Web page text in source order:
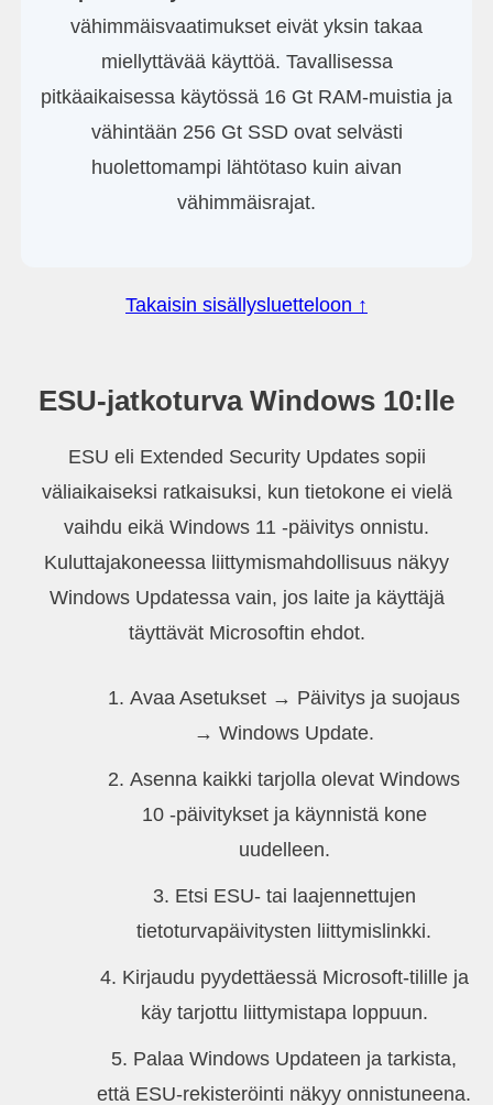
vähimmäisvaatimukset eivät yksin takaa
miellyttävää käyttöä. Tavallisessa
pitkäaikaisessa käytössä 16 Gt RAM-muistia ja
vähintään 256 Gt SSD ovat selvästi
huolettomampi lähtötaso kuin aivan
vähimmäisrajat.
Takaisin sisällysluetteloon ↑
ESU-jatkoturva Windows 10:lle
ESU eli Extended Security Updates sopii
väliaikaiseksi ratkaisuksi, kun tietokone ei vielä
vaihdu eikä Windows 11 -päivitys onnistu.
Kuluttajakoneessa liittymismahdollisuus näkyy
Windows Updatessa vain, jos laite ja käyttäjä
täyttävät Microsoftin ehdot.
Avaa Asetukset → Päivitys ja suojaus
→ Windows Update.
Asenna kaikki tarjolla olevat Windows
10 -päivitykset ja käynnistä kone
uudelleen.
Etsi ESU- tai laajennettujen
tietoturvapäivitysten liittymislinkki.
Kirjaudu pyydettäessä Microsoft-tilille ja
käy tarjottu liittymistapa loppuun.
Palaa Windows Updateen ja tarkista,
että ESU-rekisteröinti näkyy onnistuneena.